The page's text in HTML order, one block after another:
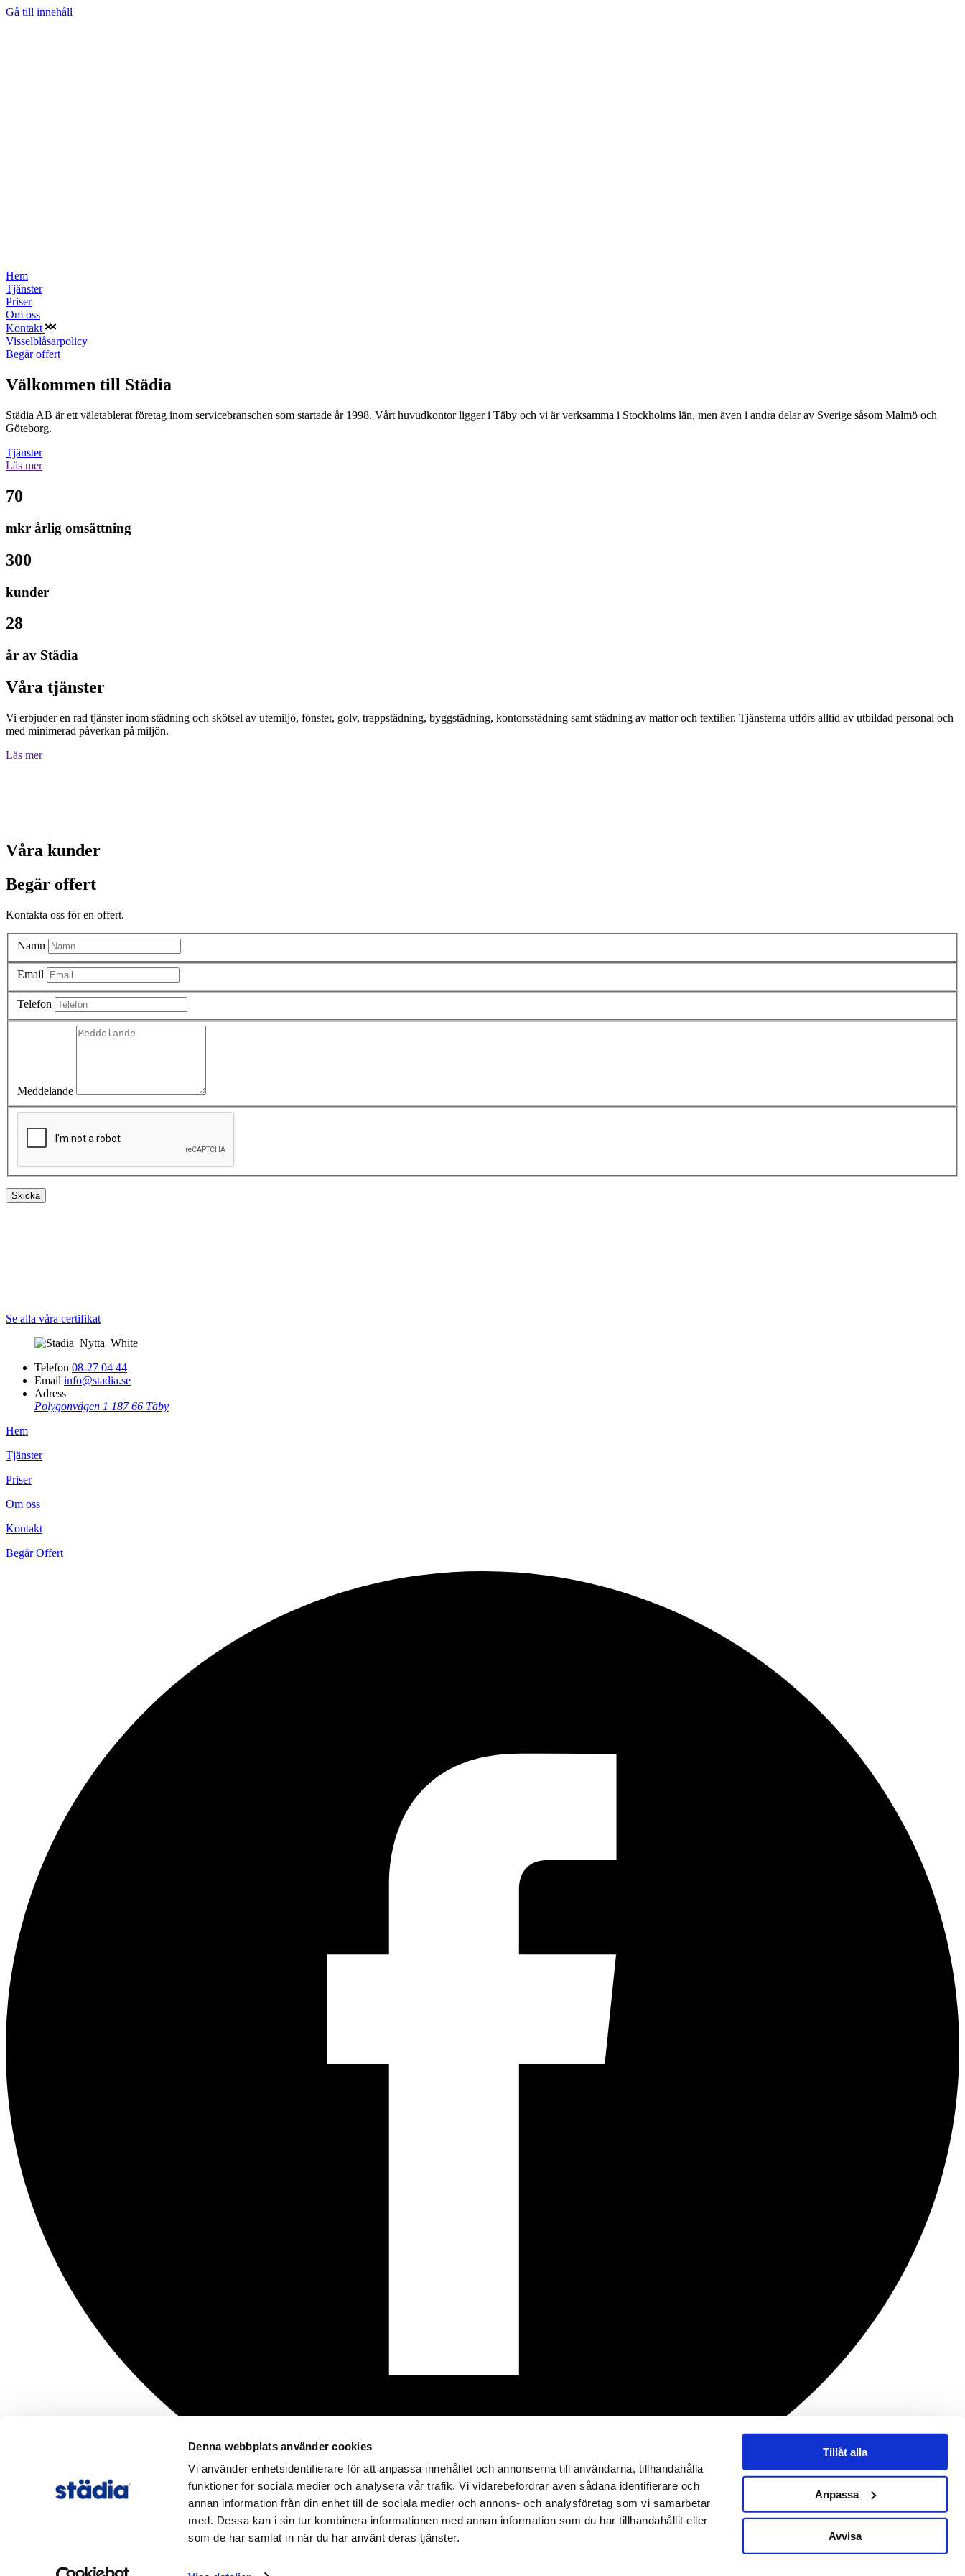
Denna webbplats använder cookies
Vi använder enhetsidentifierare för att anpassa innehållet och annonserna till användarna, tillhandahålla
funktioner för sociala medier och analysera vår trafik. Vi vidarebefordrar även sådana identifierare och
annan information från din enhet till de sociala medier och annons- och analysföretag som vi samarbetar
med. Dessa kan i sin tur kombinera informationen med annan information som du har tillhandahållit eller
som de har samlat in när du har använt deras tjänster.
Tillåt alla
Anpassa
Avvisa
Gå till innehåll
Hem
Tjänster
Priser
Om oss
Kontakt
Visselblåsarpolicy
Begär offert
Välkommen till Städia
Städia AB är ett väletablerat företag inom servicebranschen som startade år 1998. Vårt huvudkontor ligger i Täby och vi är verksamma i Stockholms län, men även i andra delar av Sverige såsom Malmö och
Göteborg.
Tjänster
Läs mer
70
mkr årlig omsättning
300
kunder
28
år av Städia
Våra tjänster
Vi erbjuder en rad tjänster inom städning och skötsel av utemiljö, fönster, golv, trappstädning, byggstädning, kontorsstädning samt städning av mattor och textilier. Tjänsterna utförs alltid av utbildad personal och
med minimerad påverkan på miljön.
Läs mer
Våra kunder
Begär offert
Kontakta oss för en offert.
Namn
Email
Telefon
Meddelande
Skicka
Se alla våra certifikat
Telefon 08-27 04 44
Email info@stadia.se
Adress
Polygonvägen 1 187 66 Täby
Hem
Tjänster
Priser
Om oss
Kontakt
Begär Offert